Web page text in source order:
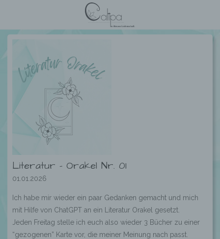
Literatur – Orakel Nr. 01
01.01.2026
Ich habe mir wieder ein paar Gedanken gemacht und mich
mit Hilfe von ChatGPT an ein Literatur Orakel gesetzt.
Jeden Freitag stelle ich euch also wieder 3 Bücher zu einer
“gezogenen” Karte vor, die meiner Meinung nach passt.